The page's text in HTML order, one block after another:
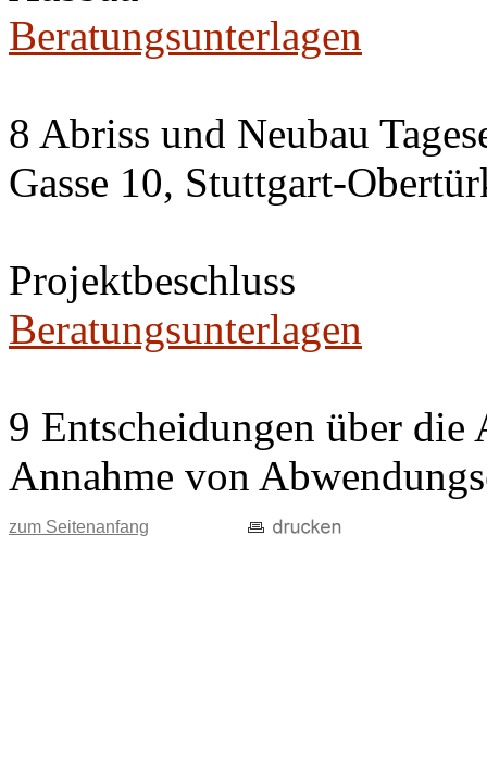
Beratungsunterlagen
8 Abriss und Neubau
Gasse 10, Stuttgart-
Projektbeschluss
Beratungsunterlagen
9 Entscheidungen über
Annahme von
zum Seitenanfang